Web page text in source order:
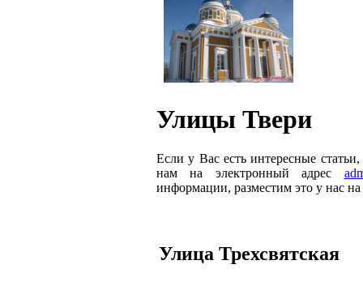
Улицы Твери
Если у Вас есть интересные
нам на электронный адрес
информации, разместим это у нас на
Улица Трехсвятская